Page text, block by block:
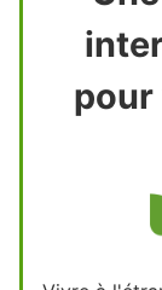
pour